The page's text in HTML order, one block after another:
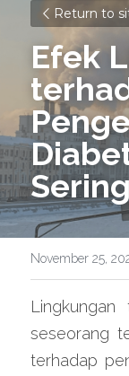
Return to
Efek
November 25,
seseorang
terhadap